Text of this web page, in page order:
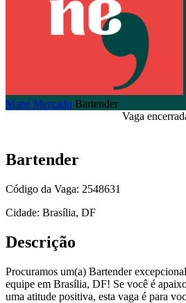
Mané Mercado Bartender
Vaga
Bartender
Código da Vaga: 2548631
Cidade: Brasília, DF
Descrição
Procuramos um(a) Bartender
equipe em Brasília, DF! Se você é
uma atitude positiva, esta vaga é para